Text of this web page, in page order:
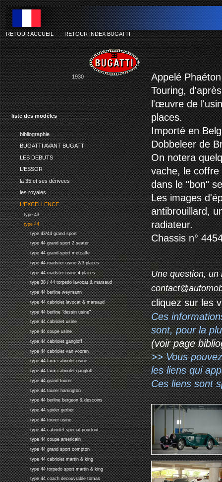
liste des modèles
bibliographie
BUGATTI AVANT BUGATTI
LES DEBUTS
L'ESSOR
la 35 et ses dérivees
les royales
L'EXCELLENCE
type 43
type 44
type 43/44 grand sport
type 44 grand sport 2 seater
type 44 grand-sport metcalfe
type 44 roadster usine 2/3 places
type 44 roadster usine 4 places
type 38 / 44 torpedo lavocat & marsaud
type 44 berline weymann
type 44 cabriolet lavocat & marsaud
type 44 berline "dessin usine"
type 44 cabriolet usine
type 44 coupe usine
type 44 cabriolet gangloff
type 44 cabriolet van vooren
type 44 faux cabriolet usine
type 44 faux cabriolet gangloff
type 44 grand tourer
type 44 tourer harrington
type 44 berline bergeon & descoins
type 44 spider gerber
type 44 tourer usine
type 44 cabriolet special pourtout
type 44 coupe americain
type 44 grand sport compton
type 44 cabriolet martin & king
type 44 torpedo sport martin & king
type 44 coach decouvrable tomas
RETOUR ACCUEIL-RETOUR INDEX BUGATTI
1930
Appelé
Touring,
l'œuvre de
places.
Importé en
Dobbeleer de
On notera
vache, le
dans le "bon"
Les images
antibrouillard,
radiateur.
Chassis n°
Une question, un
cliquez sur les
Ces
sont, pour la
(voir page
>> Vous
les liens qui
Ces liens sont